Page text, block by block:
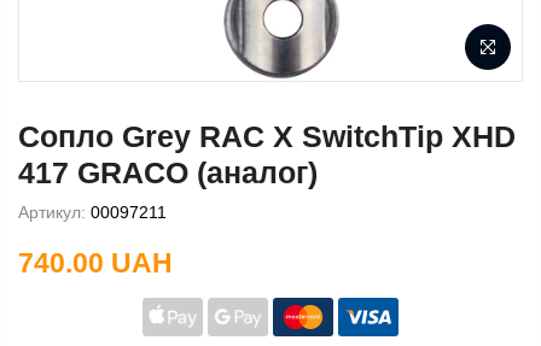
Сопло Grey RAC X SwitchTip XHD
417 GRACO (аналог)
Артикул: 00097211
740.00 UAH